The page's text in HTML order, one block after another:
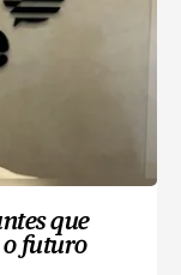
que
o futuro